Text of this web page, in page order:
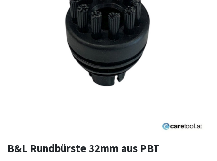
B&L Rundbürste 32mm aus PBT